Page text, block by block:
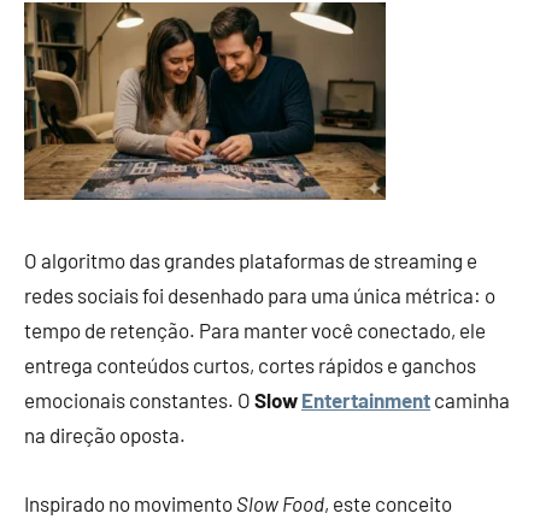
O algoritmo das grandes plataformas de streaming e
redes sociais foi desenhado para uma única métrica: o
tempo de retenção. Para manter você conectado, ele
entrega conteúdos curtos, cortes rápidos e ganchos
emocionais constantes. O Slow Entertainment caminha
na direção oposta.
Inspirado no movimento Slow Food, este conceito